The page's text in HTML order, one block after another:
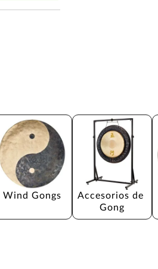
Wind Gongs
Accesorios de
Gong